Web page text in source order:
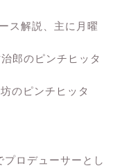
ス解説、主に月曜
郎のピンチヒッタ
のピンチヒッタ
ロデューサーとし